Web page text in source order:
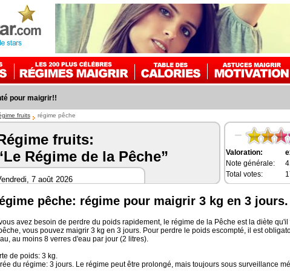
pour maigrir!!
fruits régime pêche
fruits:
Régime de la Pêche”
7 août 2026
Valoration:
Note générale:
Total votes:
pêche: régime pour maigrir 3 kg en 3 jours.
avez besoin de perdre du poids rapidement, le régime de la Pêche est la diète qu'il
vous pouvez maigrir 3 kg en 3 jours. Pour perdre le poids escompté, il est
au moins 8 verres d'eau par jour (2 litres).
de poids: 3 kg.
du régime: 3 jours. Le régime peut être prolongé, mais toujours sous surveillance